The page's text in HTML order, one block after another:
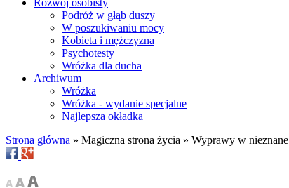
Rozwój osobisty
Podróż w głąb duszy
W poszukiwaniu mocy
Kobieta i mężczyzna
Psychotesty
Wróżka dla ducha
Archiwum
Wróżka
Wróżka - wydanie specjalne
Najlepsza okładka
Strona główna » Magiczna strona życia » Wyprawy w nieznane